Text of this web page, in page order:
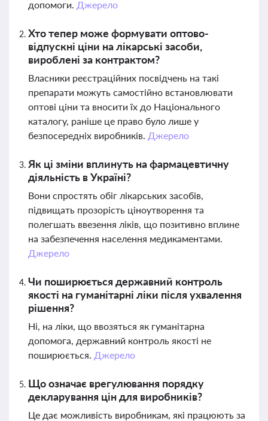
допомоги. Джерело
Хто тепер може формувати оптово-
відпускні ціни на лікарські засоби,
вироблені за контрактом?
Власники реєстраційних посвідчень на такі
препарати можуть самостійно встановлювати
оптові ціни та вносити їх до Національного
каталогу, раніше це право було лише у
безпосередніх виробників. Джерело
Як ці зміни вплинуть на фармацевтичну
діяльність в Україні?
Вони спростять обіг лікарських засобів,
підвищать прозорість ціноутворення та
полегшать ввезення ліків, що позитивно вплине
на забезпечення населення медикаментами.
Джерело
Чи поширюється державний контроль
якості на гуманітарні ліки після ухвалення
рішення?
Ні, на ліки, що ввозяться як гуманітарна
допомога, державний контроль якості не
поширюється. Джерело
Що означає врегулювання порядку
декларування цін для виробників?
Це дає можливість виробникам, які працюють за